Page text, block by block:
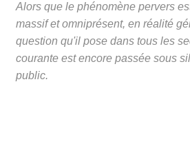
Alors que le phénomène pervers
massif et omniprésent, en réalité
question qu'il pose dans tous les
courante est encore passée sous
public.